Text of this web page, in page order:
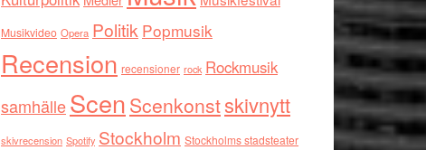
Musikvideo Opera Politik Popmusik
Recension recensioner rock Rockmusik
samhälleScen Scenkonstskivnytt
skivrecension Spotify Stockholm Stockholms stadsteater